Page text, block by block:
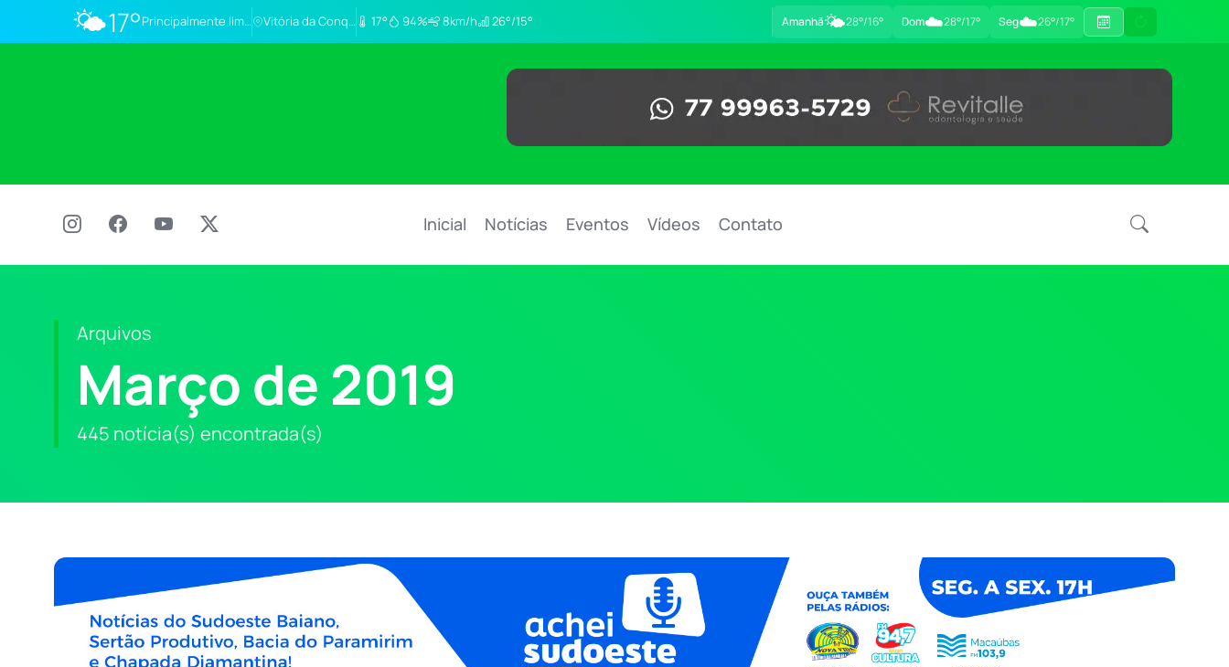
🌤️17° Principalmente limpo Vitória da Conq… 17° 94% 8km/h 26°/15° Amanhã🌤️28°/16° Dom☁️28°/17° Seg☁️26°/17°
Inicial Notícias Eventos Vídeos Contato
Arquivos
Março de 2019
445 notícia(s) encontrada(s)